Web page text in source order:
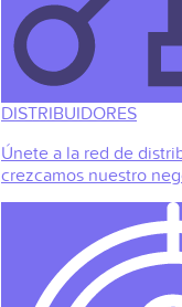
DISTRIBUIDORES
Únete a la red de
crezcamos nuestro